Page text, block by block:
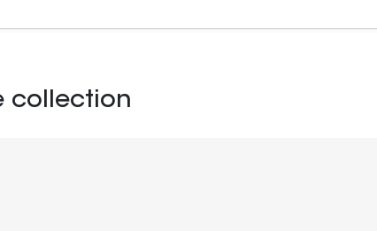
collection